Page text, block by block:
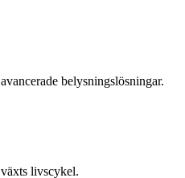
belysningslösningar.
livscykel.